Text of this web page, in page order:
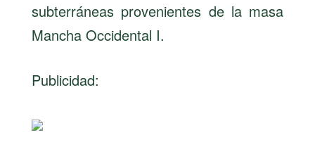
subterráneas provenientes de la masa
Mancha Occidental I.
Publicidad: